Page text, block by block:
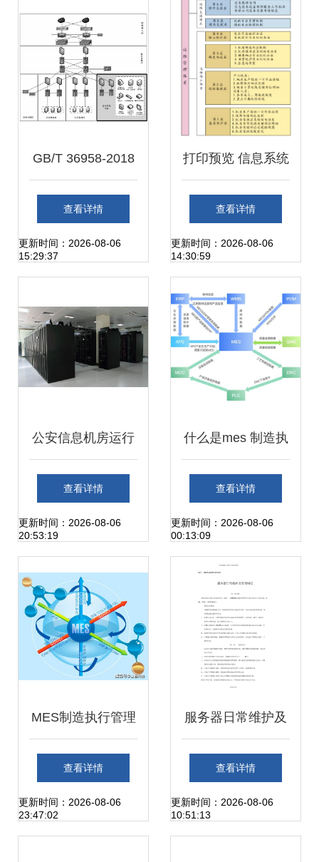
GB/T 36958-2018
信息安全技术 网络
安全等级保护安全
信息系统运行维护
服务
查看详情
更新时间：2026-08-06
15:29:37
打印预览 信息系统
运行维护服务的关
键环节与优化策略
查看详情
更新时间：2026-08-06
14:30:59
公安信息机房运行
维护系统解决方案
设备状态实时展现
护服务
查看详情
更新时间：2026-08-06
20:53:19
什么是mes 制造执
行系统 mes系统的
定位 特点及功能详
解
查看详情
更新时间：2026-08-06
00:13:09
MES制造执行管理
系统如何赋能工厂
提升数字化管理能
查看详情
更新时间：2026-08-06
23:47:02
服务器日常维护及
管理制度 2013年
信息系统运行维护
查看详情
更新时间：2026-08-06
10:51:13